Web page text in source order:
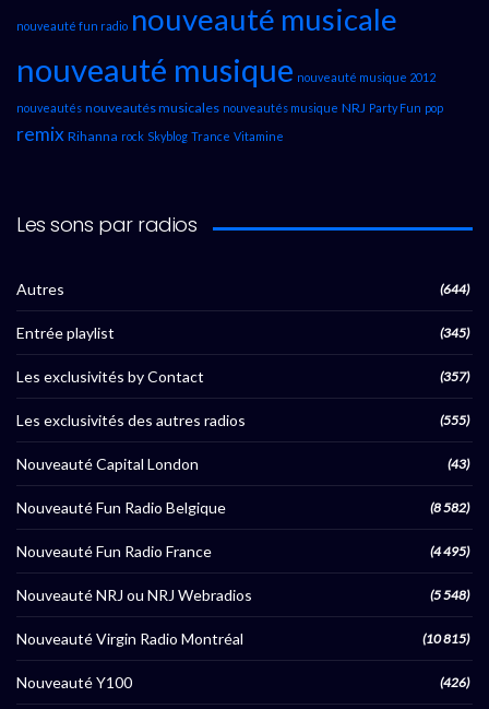
nouveauté fun radio nouveauté musicale
nouveauté musique nouveauté musique 2012
nouveautés nouveautés musicales nouveautés musique NRJ Party Fun pop
remix Rihanna rock Skyblog Trance Vitamine
Les sons par radios
Autres (644)
Entrée playlist (345)
Les exclusivités by Contact (357)
Les exclusivités des autres radios (555)
Nouveauté Capital London (43)
Nouveauté Fun Radio Belgique (8 582)
Nouveauté Fun Radio France (4 495)
Nouveauté NRJ ou NRJ Webradios (5 548)
Nouveauté Virgin Radio Montréal (10 815)
Nouveauté Y100 (426)